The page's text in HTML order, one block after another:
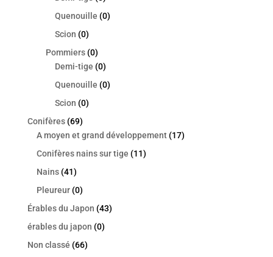
Quenouille (0)
Scion (0)
Pommiers (0)
Demi-tige (0)
Quenouille (0)
Scion (0)
Conifères (69)
A moyen et grand développement (17)
Conifères nains sur tige (11)
Nains (41)
Pleureur (0)
Érables du Japon (43)
érables du japon (0)
Non classé (66)